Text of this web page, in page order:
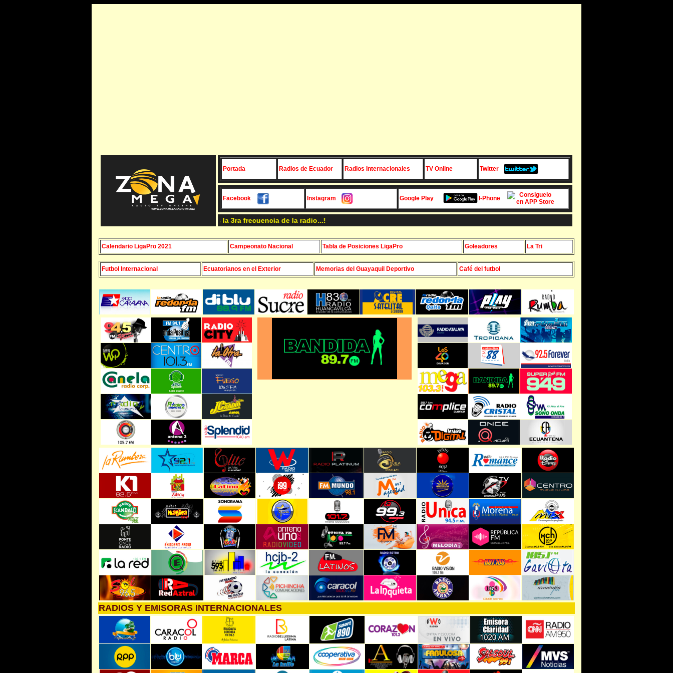
Portada Radios de Ecuador Radios Internacionales TV Online Twitter
Facebook Instagram Google Play I-Phone
¡...Escucha www.zonamegaradiotv.com Somos la 3ra frecuencia de la radio...!
Calendario LigaPro 2021 Campeonato Nacional Tabla de Posiciones LigaPro Goleadores La Tri
Futbol Internacional Ecuatorianos en el Exterior Memorias del Guayaquil Deportivo Café del futbol
RADIOS Y EMISORAS INTERNACIONALES